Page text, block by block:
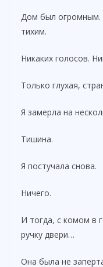
Дом был
тихим.
Никаких голосов.
Только глухая,
Я замерла на
Тишина.
Я постучала снова.
Ничего.
И тогда, с комом в
ручку двери…
Она была не